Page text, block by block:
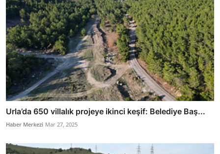
Urla’da 650 villalık projeye ikinci keşif: Belediye Baş...
Haber Merkezi Mar 27, 2025